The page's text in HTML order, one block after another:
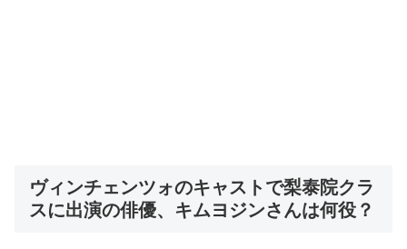
ヴィンチェンツォのキャストで梨泰院クラ
スに出演の俳優、キムヨジンさんは何役？